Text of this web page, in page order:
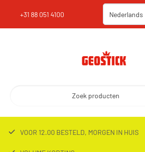
+31 88 051 4100
VOOR 12.00 BESTELD, MORGEN IN HUIS